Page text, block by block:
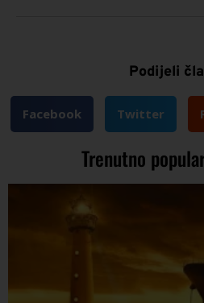
Podijeli
Facebook Twitter
Trenutno